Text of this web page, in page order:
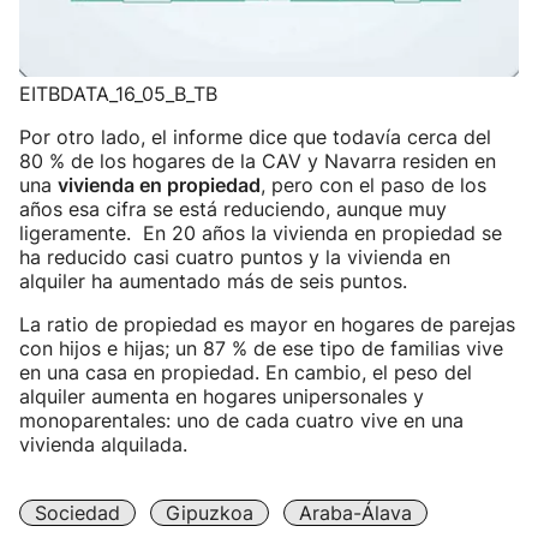
EITBDATA_16_05_B_TB
Por otro lado, el informe dice que todavía cerca del
80 % de los hogares de la CAV y Navarra residen en
una vivienda en propiedad, pero con el paso de los
años esa cifra se está reduciendo, aunque muy
ligeramente. En 20 años la vivienda en propiedad se
ha reducido casi cuatro puntos y la vivienda en
alquiler ha aumentado más de seis puntos.
La ratio de propiedad es mayor en hogares de parejas
con hijos e hijas; un 87 % de ese tipo de familias vive
en una casa en propiedad. En cambio, el peso del
alquiler aumenta en hogares unipersonales y
monoparentales: uno de cada cuatro vive en una
vivienda alquilada.
Sociedad Gipuzkoa
Araba-Álava